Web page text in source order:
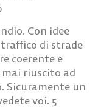
Con idee
di strade
coerente e
riuscito ad
Sicuramente un
voi. 5